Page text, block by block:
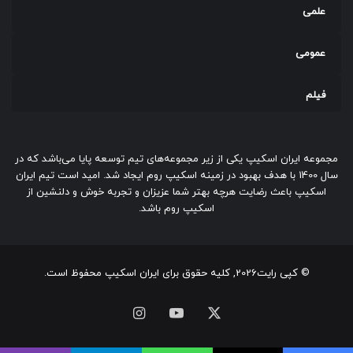
نظرات آن‌ها را بشنوید. همچنین، می‌توانید از اتاق‌هایی با سطح
علمی
عمومی
فیلم
مجموعه ایران اسکیپ یکی از زیر مجموعه‌های تیم توسعه پایا می‌باشد که در
سال 1400 با هدف بهبود در زمینه اسکیپ روم ایجاد شد. امید است تیم ایران
اسکیپ باعث رضایت هرچه بهتر شما عزیزان و تجربه خوش و دلنشین از
اسکیپ روم باشد.
© کپی رایت2026, کلیه حقوق برای ایران اسکیپ محفوظ است.
ایکس یوتیوب